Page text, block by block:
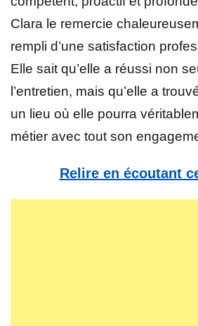
Clara le remercie
rempli d’une satisfaction
Elle sait qu’elle a réussi non
l’entretien, mais qu’elle a
un lieu où elle pourra
métier avec tout son
Relire en écoutant